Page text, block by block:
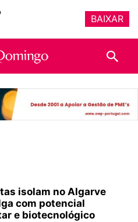
isolam no Algarve
com potencial
e biotecnológico
BAIXAR